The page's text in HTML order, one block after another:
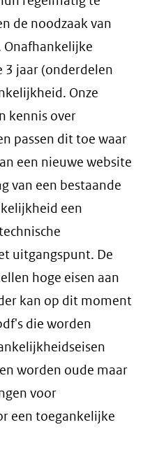
de noodzaak van
3 jaar (onderdelen
Onze
kennis over
passen dit toe waar
een nieuwe website
van een bestaande
een
uitgangspunt. De
hoge eisen aan
kan op dit moment
die worden
worden oude maar
voor
een toegankelijke